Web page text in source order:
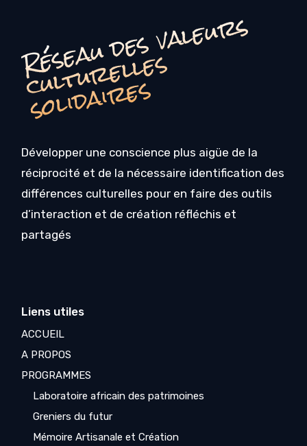
R
é
s
e
a
u
d
e
s
v
a
l
e
u
r
s
c
u
l
t
u
r
e
l
l
e
s
s
o
li
d
ai
r
e
s
Développer une conscience plus aigüe de la
réciprocité et de la nécessaire identification des
différences culturelles pour en faire des outils
d’interaction et de création réfléchis et
partagés
Liens utiles
ACCUEIL
A PROPOS
PROGRAMMES
Laboratoire africain des patrimoines
Greniers du futur
Mémoire Artisanale et Création